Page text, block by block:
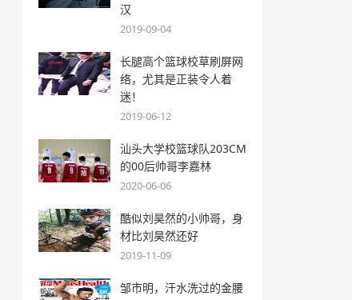
汉
2019-09-04
长腿高个篮球校草刷屏网
络，尤其是正装令人着
迷！
2019-06-12
汕头大学校篮球队203CM
的00后帅哥李嘉林
2020-06-06
酷似刘昊然的小帅哥，身
材比刘昊然还好
2019-11-09
邹市明，汗水洗过的金腰